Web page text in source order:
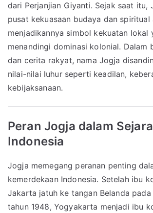
dari Perjanjian Giyanti. Sejak saat itu,
pusat kekuasaan budaya dan spiritual
menjadikannya simbol kekuatan lokal
menandingi dominasi kolonial. Dalam
dan cerita rakyat, nama Jogja
nilai-nilai luhur seperti keadilan,
kebijaksanaan.
Peran Jogja dalam
Indonesia
Jogja memegang peranan penting
kemerdekaan Indonesia. Setelah ibu
Jakarta jatuh ke tangan Belanda
tahun 1948, Yogyakarta menjadi ibu